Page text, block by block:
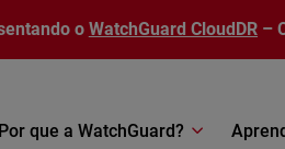
o WatchGuard CloudDR –
Por que a WatchGuard?